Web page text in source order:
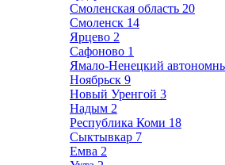
Смоленская область 20
Смоленск 14
Ярцево 2
Сафоново 1
Ямало-Ненецкий
Ноябрьск 9
Новый Уренгой 3
Надым 2
Республика Коми 18
Сыктывкар 7
Емва 2